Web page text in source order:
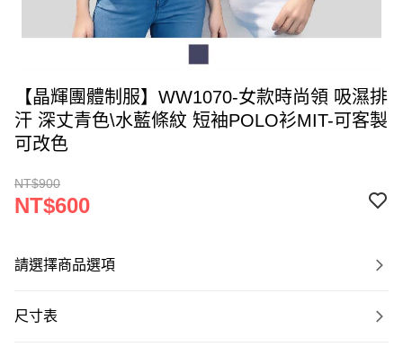
【晶輝團體制服】WW1070-女款時尚領 吸濕排
汗 深丈青色\水藍條紋 短袖POLO衫MIT-可客製
可改色
NT$900
NT$600
請選擇商品選項
尺寸表